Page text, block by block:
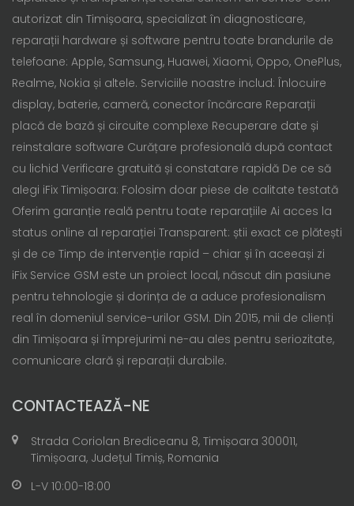
autorizat din Timișoara, specializat în diagnosticare,
reparații hardware și software pentru toate brandurile de
telefoane: Apple, Samsung, Huawei, Xiaomi, Oppo, OnePlus,
Realme, Nokia și altele. Serviciile noastre includ: Înlocuire
display, baterie, cameră, conector încărcare Reparații
placă de bază și circuite complexe Recuperare date și
reinstalare software Curățare profesională după contact
cu lichid Verificare gratuită și constatare rapidă De ce să
alegi iFix Timișoara: Folosim doar piese de calitate testată
Oferim garanție reală pentru toate reparațiile Ai acces la
status online al reparației Transparent: știi exact ce plătești
și de ce Timp de intervenție rapid – chiar și în aceeași zi
iFix Service GSM este un proiect local, născut din pasiune
pentru tehnologie și dorința de a aduce profesionalism
real în domeniul service-urilor GSM. Din 2015, mii de clienți
din Timișoara și împrejurimi ne-au ales pentru seriozitate,
comunicare clară și reparații durabile.
CONTACTEAZĂ-NE
Strada Coriolan Brediceanu 8, Timișoara 300011,
Timișoara, Județul Timiș, Romania
L-V 10:00-18:00